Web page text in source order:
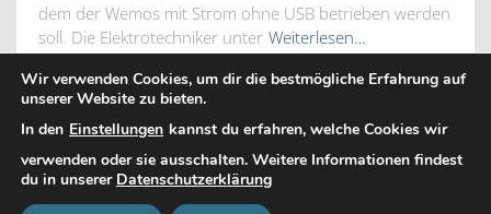
dem der Wemos mit Strom ohne USB betrieben werden
soll. Die Elektrotechniker unter Weiterlesen…
DATENSCHUTZERKLÄRUNG IMPRESSUM KONTAKT
Hestia | Entwickelt von
Wir verwenden Cookies, um dir die bestmögliche Erfahrung auf
unserer Website zu bieten.
In den Einstellungen kannst du erfahren, welche Cookies wir
verwenden oder sie ausschalten. Weitere Informationen findest
du in unserer Datenschutzerklärung